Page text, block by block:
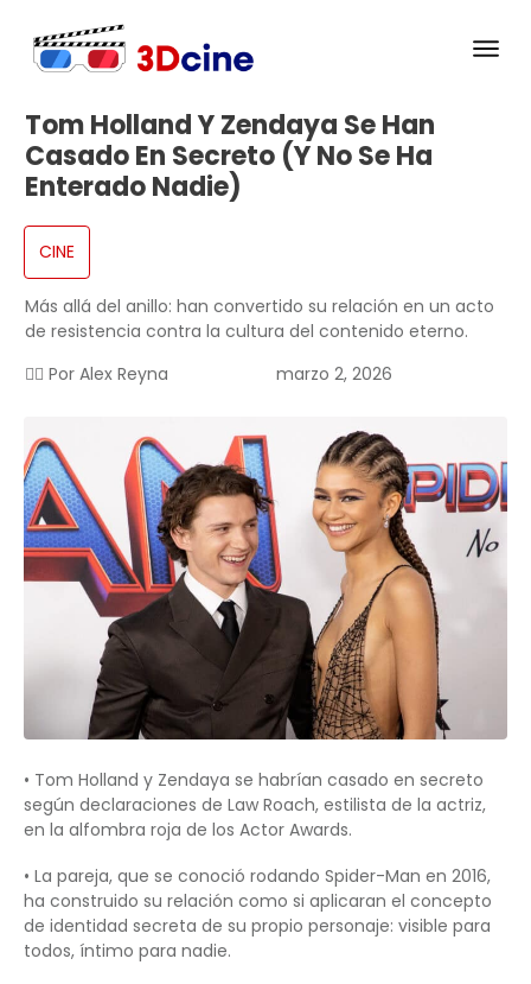
Tom Holland Y Zendaya Se Han
Casado En Secreto (y No Se Ha
Enterado Nadie)
CINE
Más allá del anillo: han convertido su relación en un acto
de resistencia contra la cultura del contenido eterno.
✍🏻 Por Alex Reyna marzo 2, 2026
• Tom Holland y Zendaya se habrían casado en secreto
según declaraciones de Law Roach, estilista de la actriz,
en la alfombra roja de los Actor Awards.
• La pareja, que se conoció rodando Spider-Man en 2016,
ha construido su relación como si aplicaran el concepto
de identidad secreta de su propio personaje: visible para
todos, íntimo para nadie.